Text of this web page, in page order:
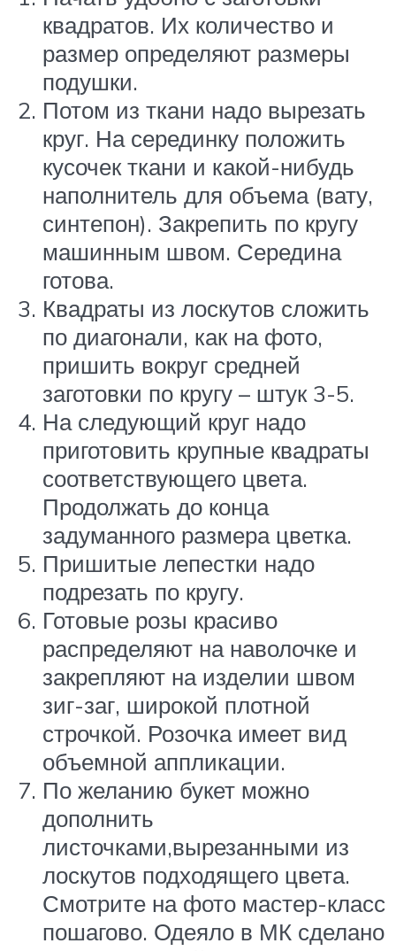
квадратов. Их количество и
размер определяют размеры
подушки.
Потом из ткани надо вырезать
круг. На серединку положить
кусочек ткани и какой-нибудь
наполнитель для объема (вату,
синтепон). Закрепить по кругу
машинным швом. Середина
готова.
Квадраты из лоскутов сложить
по диагонали, как на фото,
пришить вокруг средней
заготовки по кругу – штук 3-5.
На следующий круг надо
приготовить крупные квадраты
соответствующего цвета.
Продолжать до конца
задуманного размера цветка.
Пришитые лепестки надо
подрезать по кругу.
Готовые розы красиво
распределяют на наволочке и
закрепляют на изделии швом
зиг-заг, широкой плотной
строчкой. Розочка имеет вид
объемной аппликации.
По желанию букет можно
дополнить
листочками,вырезанными из
лоскутов подходящего цвета.
Смотрите на фото мастер-класс
пошагово. Одеяло в МК сделано